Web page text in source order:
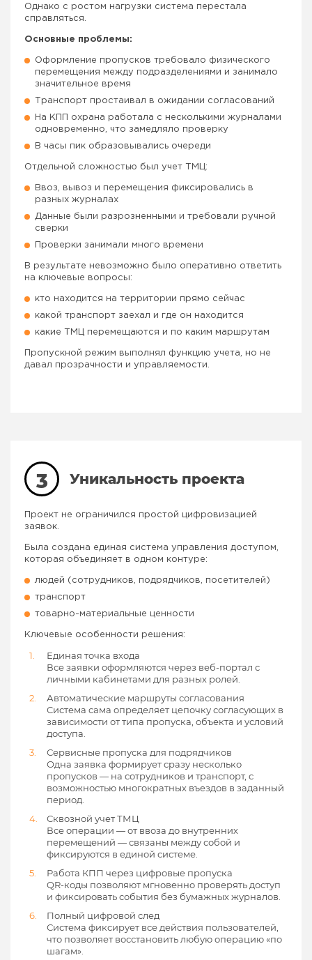
Однако с ростом нагрузки система перестала
справляться.
Основные проблемы:
Оформление пропусков требовало физического
перемещения между подразделениями и занимало
значительное время
Транспорт простаивал в ожидании согласований
На КПП охрана работала с несколькими журналами
одновременно, что замедляло проверку
В часы пик образовывались очереди
Отдельной сложностью был учет ТМЦ:
Ввоз, вывоз и перемещения фиксировались в
разных журналах
Данные были разрозненными и требовали ручной
сверки
Проверки занимали много времени
В результате невозможно было оперативно ответить
на ключевые вопросы:
кто находится на территории прямо сейчас
какой транспорт заехал и где он находится
какие ТМЦ перемещаются и по каким маршрутам
Пропускной режим выполнял функцию учета, но не
давал прозрачности и управляемости.
3 Уникальность проекта
Проект не ограничился простой цифровизацией
заявок.
Была создана единая система управления доступом,
которая объединяет в одном контуре:
людей (сотрудников, подрядчиков, посетителей)
транспорт
товарно-материальные ценности
Ключевые особенности решения:
Единая точка входа
Все заявки оформляются через веб-портал с
личными кабинетами для разных ролей.
Автоматические маршруты согласования
Система сама определяет цепочку согласующих в
зависимости от типа пропуска, объекта и условий
доступа.
Сервисные пропуска для подрядчиков
Одна заявка формирует сразу несколько
пропусков — на сотрудников и транспорт, с
возможностью многократных въездов в заданный
период.
Сквозной учет ТМЦ
Все операции — от ввоза до внутренних
перемещений — связаны между собой и
фиксируются в единой системе.
Работа КПП через цифровые пропуска
QR-коды позволяют мгновенно проверять доступ
и фиксировать события без бумажных журналов.
Полный цифровой след
Система фиксирует все действия пользователей,
что позволяет восстановить любую операцию «по
шагам».